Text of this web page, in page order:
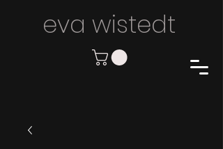
eva wistedt